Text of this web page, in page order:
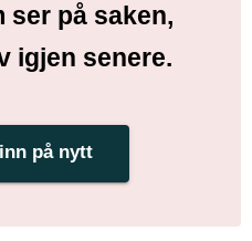
ser på saken,
igjen senere.
på nytt